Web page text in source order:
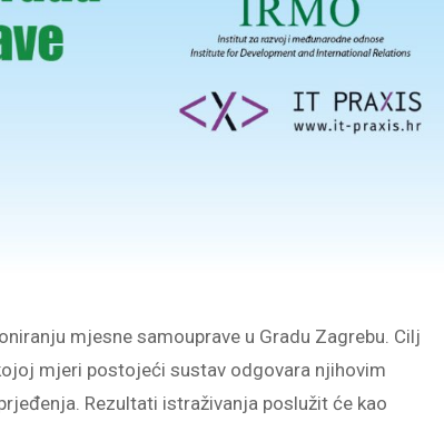
mjesne samouprave u Gradu Zagrebu. Cilj
mjeri postojeći sustav odgovara njihovim
Rezultati istraživanja poslužit će kao